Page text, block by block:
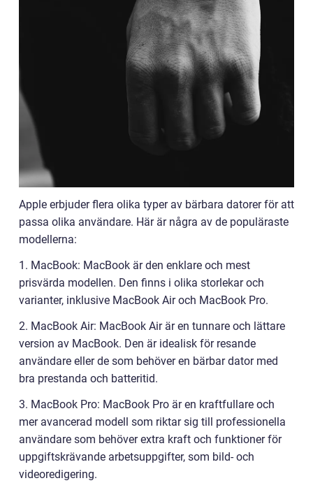
Apple erbjuder flera olika typer av bärbara datorer för att
passa olika användare. Här är några av de populäraste
modellerna:
1. MacBook: MacBook är den enklare och mest
prisvärda modellen. Den finns i olika storlekar och
varianter, inklusive MacBook Air och MacBook Pro.
2. MacBook Air: MacBook Air är en tunnare och lättare
version av MacBook. Den är idealisk för resande
användare eller de som behöver en bärbar dator med
bra prestanda och batteritid.
3. MacBook Pro: MacBook Pro är en kraftfullare och
mer avancerad modell som riktar sig till professionella
användare som behöver extra kraft och funktioner för
uppgiftskrävande arbetsuppgifter, som bild- och
videoredigering.